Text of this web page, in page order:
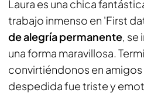
Laura es una chica
trabajo inmenso en 'First
de alegría permanente, se
una forma maravillosa.
convirtiéndonos en
despedida fue triste y